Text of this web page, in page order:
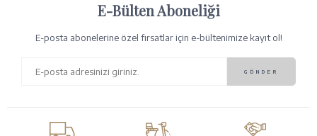
E-Bülten Aboneliği
E-posta abonelerine özel fırsatlar için e-bültenimize kayıt ol!